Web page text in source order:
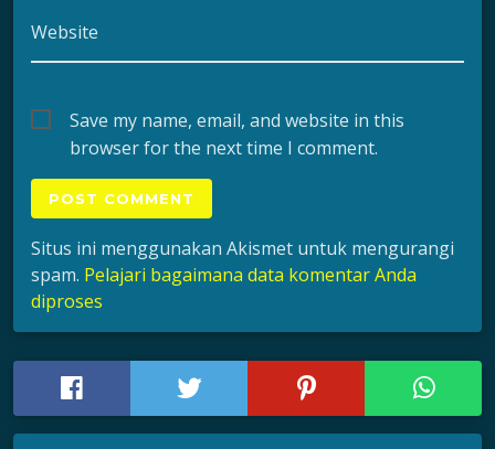
Website
Save my name, email, and website in this
browser for the next time I comment.
Situs ini menggunakan Akismet untuk mengurangi
spam. Pelajari bagaimana data komentar Anda
diproses